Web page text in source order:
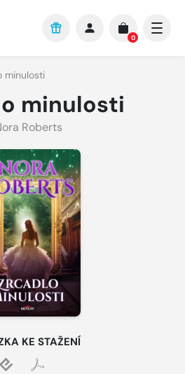
0
minulosti
minulosti
Roberts
KE STAŽENÍ